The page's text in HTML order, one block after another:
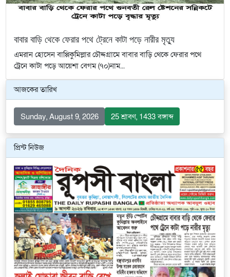
বাবার বাড়ি থেকে ফেরার পথে ট্রেনে কাটা পড়ে নারীর মৃত্যু
এমরান হোসেন বাপ্পিকুমিল্লার চৌদ্দগ্রামে বাবার বাড়ি থেকে ফেরার পথে
ট্রেনে কাটা পড়ে আয়েশা বেগম (৭০)নাম...
আজকের তারিখ
Sunday, August 9, 2026 25 শ্রাবণ, 1433 বঙ্গাব্দ
প্রিন্ট নিউজ